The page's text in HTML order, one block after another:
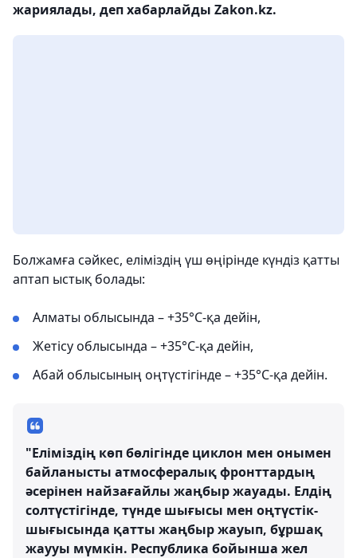
жариялады, деп хабарлайды Zakon.kz.
Болжамға сәйкес, еліміздің үш өңірінде күндіз қатты
аптап ыстық болады:
Алматы облысында – +35°С-қа дейін,
Жетісу облысында – +35°С-қа дейін,
Абай облысының оңтүстігінде – +35°С-қа дейін.
"Еліміздің көп бөлігінде циклон мен онымен
байланысты атмосфералық фронттардың
әсерінен найзағайлы жаңбыр жауады. Елдің
солтүстігінде, түнде шығысы мен оңтүстік-
шығысында қатты жаңбыр жауып, бұршақ
жаууы мүмкін. Республика бойынша жел